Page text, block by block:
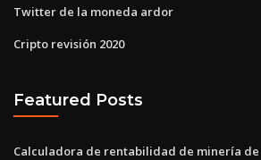
Twitter de la moneda ardor
Cripto revisión 2020
Featured Posts
Calculadora de rentabilidad de minería de